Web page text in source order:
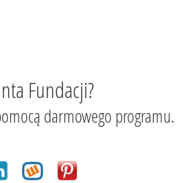
Fundacji?
darmowego programu.